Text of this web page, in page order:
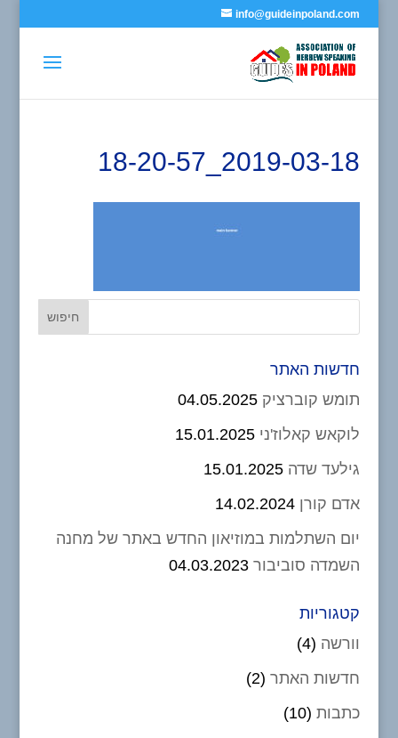
info@guideinpoland.com
2019-03-18_18-20-57
חדשות האתר
תומש קוברציק 04.05.2025
לוקאש קאלוז'ני 15.01.2025
גילעד שדה 15.01.2025
אדם קורן 14.02.2024
יום השתלמות במוזיאון החדש באתר של מחנה
השמדה סוביבור 04.03.2023
קטגוריות
וורשה (4)
חדשות האתר(2)
כתבות(10)